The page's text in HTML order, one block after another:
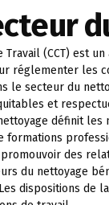
Travail (CCT) est
réglementer les
le secteur du
et
définit
formations
des
du nettoyage
dispositions de